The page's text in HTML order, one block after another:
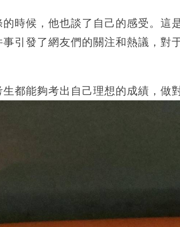
時候， 他也談了自己的感受。這
引發了網友們的關注和熱議，對
都能夠考出自己理想的成績，做